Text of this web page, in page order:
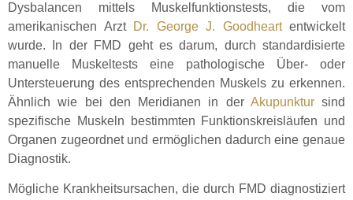
Dysbalancen mittels Muskelfunktionstests, die vom
amerikanischen Arzt Dr. George J. Goodheartentwickelt
wurde. In der FMD geht es darum, durch standardisierte
manuelle Muskeltests eine pathologische Über- oder
Untersteuerung des entsprechenden Muskels zu erkennen.
Ähnlich wie bei den Meridianen in der Akupunktursind
spezifische Muskeln bestimmten Funktionskreisläufen und
Organen zugeordnet und ermöglichen dadurch eine genaue
Diagnostik.
Mögliche Krankheitsursachen, die durch FMD diagnostiziert